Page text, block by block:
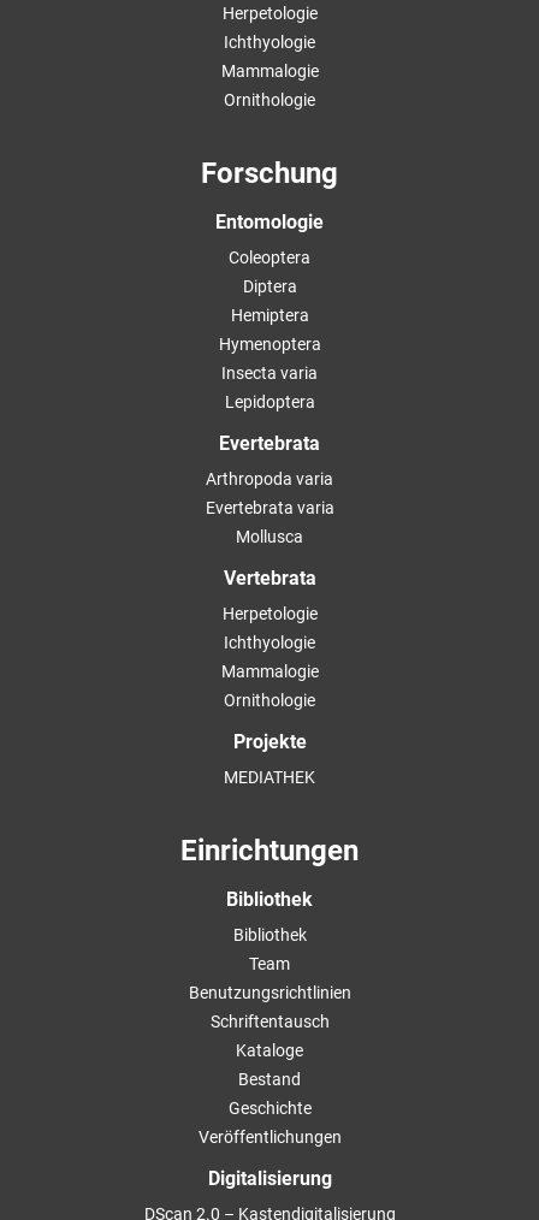
Herpetologie
Ichthyologie
Mammalogie
Ornithologie
Forschung
Entomologie
Coleoptera
Diptera
Hemiptera
Hymenoptera
Insecta varia
Lepidoptera
Evertebrata
Arthropoda varia
Evertebrata varia
Mollusca
Vertebrata
Herpetologie
Ichthyologie
Mammalogie
Ornithologie
Projekte
MEDIATHEK
Einrichtungen
Bibliothek
Bibliothek
Team
Benutzungsrichtlinien
Schriftentausch
Kataloge
Bestand
Geschichte
Veröffentlichungen
Digitalisierung
DScan 2.0 – Kastendigitalisierung